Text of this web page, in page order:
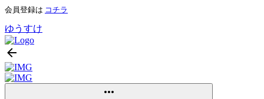
会員登録は コチラ
ゆうすけ